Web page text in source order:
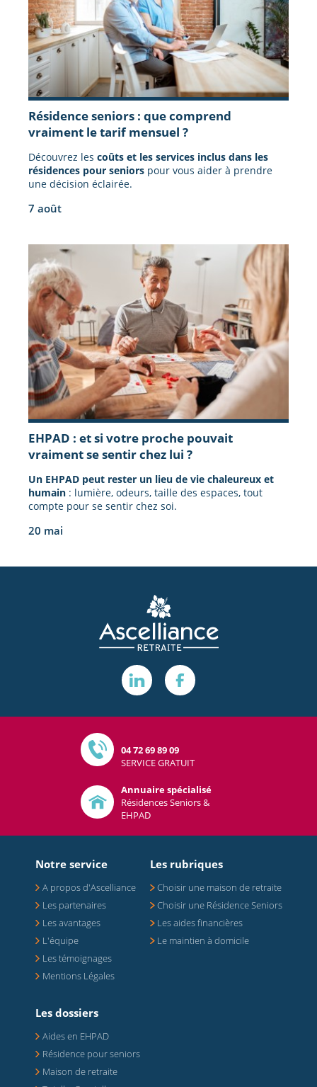
Résidence seniors : que comprend
vraiment le tarif mensuel ?
Découvrez les coûts et les services inclus dans les
résidences pour seniors pour vous aider à prendre
une décision éclairée.
7 août
EHPAD : et si votre proche pouvait
vraiment se sentir chez lui ?
Un EHPAD peut rester un lieu de vie chaleureux et
humain : lumière, odeurs, taille des espaces, tout
compte pour se sentir chez soi.
20 mai
Notre service
A propos d'Ascelliance
Les partenaires
Les avantages
L'équipe
Les témoignages
Mentions Légales
Les rubriques
Choisir une maison de retraite
Choisir une Résidence Seniors
Les aides financières
Le maintien à domicile
Les dossiers
Aides en EHPAD
Résidence pour seniors
Maison de retraite
04 72 69 89 09
SERVICE GRATUIT
Annuaire spécialisé
Résidences Seniors &
EHPAD